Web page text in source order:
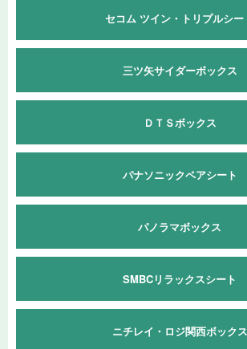
セコム ツイン・トリプルシー
三ツ⽮サイダーボックス
ＤＴＳボックス
パナソニックペアシート
パノラマボックス
SMBCリラックスシート
ニチレイ・ロジ関西ボックス